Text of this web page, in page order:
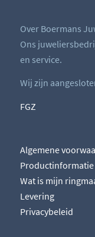
Over Boermans
Ons
en service.
Wij zijn
FGZ
Algemene
Productinformatie
Wat is mijn
Levering
Privacybeleid